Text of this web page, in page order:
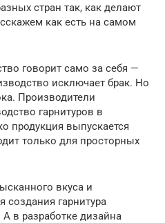
стран так, как делают
как есть на самом
говорит само за себя —
исключает брак. Но
Производители
гарнитуров в
продукция выпускается
только для просторных
вкуса и
создания гарнитура
А в разработке дизайна